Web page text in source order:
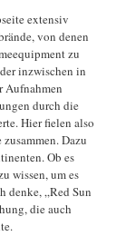
extensiv
von denen
zu
inzwischen in
Aufnahmen
durch die
Hier fielen also
Dazu
Ob es
wissen, um es
denke, „Red Sun
die auch